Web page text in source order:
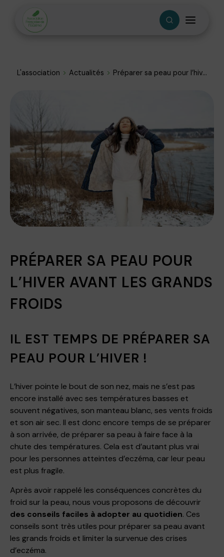
L'association Actualités Préparer sa peau pour l’hiv...
PRÉPARER SA PEAU POUR
L’HIVER AVANT LES GRANDS
FROIDS
IL EST TEMPS DE PRÉPARER SA
PEAU POUR L’HIVER !
L’hiver pointe le bout de son nez, mais ne s’est pas
encore installé avec ses températures basses et
souvent négatives, son manteau blanc, ses vents froids
et son air sec. Il est donc encore temps de se préparer
à son arrivée, de préparer sa peau à faire face à la
chute des températures. Cela est d’autant plus vrai
pour les personnes atteintes d’eczéma, car leur peau
est plus fragile.
Après avoir rappelé les conséquences concrètes du
froid sur la peau, nous vous proposons de découvrir
des conseils faciles à adopter au quotidien. Ces
conseils sont très utiles pour préparer sa peau avant
les grands froids et limiter la survenue des crises
d’eczéma.